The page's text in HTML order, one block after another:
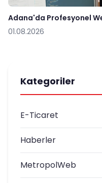
Adana'da Profesyonel
01.08.2026
Kategoriler
E-Ticaret
Haberler
MetropolWeb